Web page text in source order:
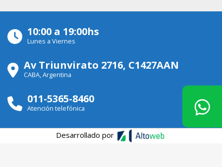
10:00 a 19:00hs
Lunes a Viernes
Av Triunvirato 2716, C1427AAN
CABA, Argentina
011-5365-8460
Atención telefónica
Desarrollado por